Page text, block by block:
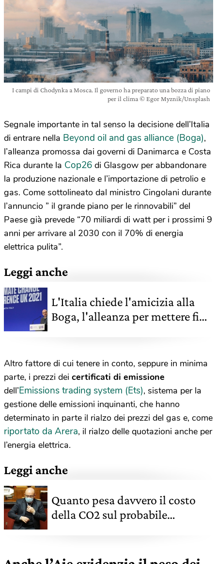
I campi di Chodynka a Mosca. Il governo ha preparato una bozza di piano
per il clima © Egor Myznik/Unsplash
Segnale importante in tal senso la decisione dell’Italia
di entrare nella Beyond oil and gas alliance (Boga),
l’alleanza promossa dai governi di Danimarca e Costa
Rica durante la Cop26 di Glasgow per abbandonare
la produzione nazionale e l’importazione di petrolio e
gas. Come sottolineato dal ministro Cingolani durante
l’annuncio ” il grande piano per le rinnovabili” del
Paese già prevede “70 miliardi di watt per i prossimi 9
anni per arrivare al 2030 con il 70% di energia
elettrica pulita”.
Leggi anche
L'Italia chiede l'amicizia alla
Boga, l'alleanza per mettere fine
Altro fattore di cui tenere in conto, seppure in minima
parte, i prezzi dei certificati di emissione
dell’Emissions trading system (Ets), sistema per la
gestione delle emissioni inquinanti, che hanno
determinato in parte il rialzo dei prezzi del gas e, come
riportato da Arera, il rialzo delle quotazioni anche per
l’energia elettrica.
Leggi anche
Quanto pesa davvero il costo
della CO2 sul probabile